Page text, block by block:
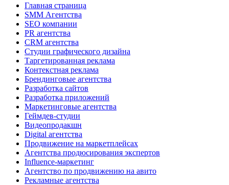
Главная страница
SMM Агентства
SEO компании
PR агентства
CRM агентства
Студии графического дизайна
Таргетированная реклама
Контекстная реклама
Брендинговые агентства
Разработка сайтов
Разработка приложений
Маркетинговые агентства
Геймдев-студии
Видеопродакшн
Digital агентства
Продвижение на маркетплейсах
Агентства продюсирования экспертов
Influence-маркетинг
Агентство по продвижению на авито
Рекламные агентства